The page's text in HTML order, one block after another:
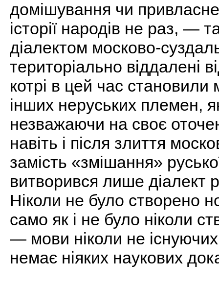
домішування чи
історії народів не раз, —
діалектом москово-
територіально віддалені
котрі в цей час
інших неруських племен,
незважаючи на своє
навіть і після злиття
замість «змішання»
витворився лише діалект
Ніколи не було створено
само як і не було ніколи
— мови ніколи не
немає ніяких наукових